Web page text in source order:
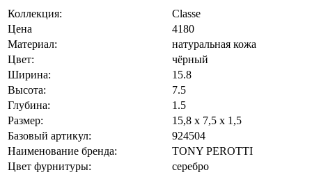
Коллекция:
Classe
Цена
4180
Материал:
натуральная кожа
Цвет:
чёрный
Ширина:
15.8
Высота:
7.5
Глубина:
1.5
Размер:
15,8 x 7,5 x 1,5
Базовый артикул:
924504
Наименование бренда:
TONY PEROTTI
Цвет фурнитуры:
серебро